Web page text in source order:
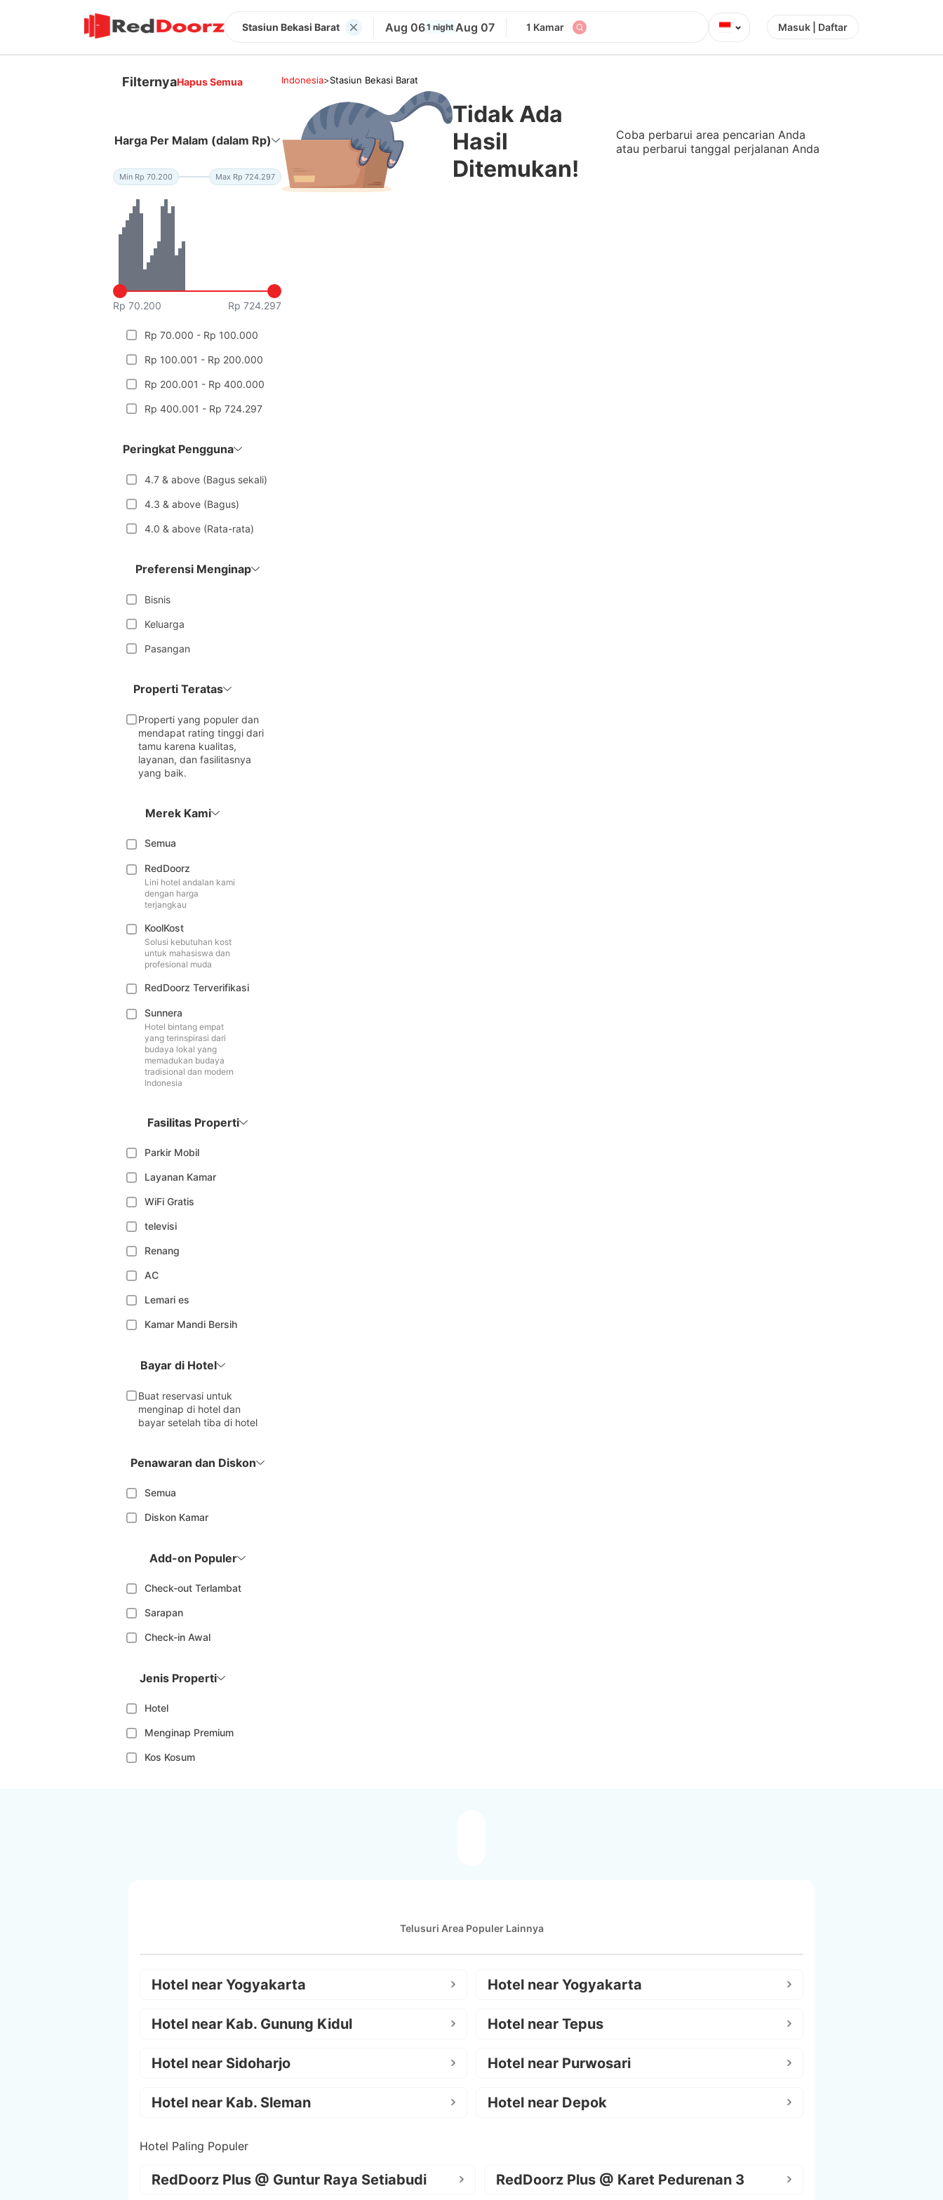
Stasiun Bekasi Barat Aug 061 night Aug 07 1 Kamar ⌄ Masuk | Daftar
FilternyaHapus Semua
Harga Per Malam (dalam Rp)
Min Rp 70.200 Max Rp 724.297
Rp 70.200 Rp 724.297
Rp 70.000 - Rp 100.000
Rp 100.001 - Rp 200.000
Rp 200.001 - Rp 400.000
Rp 400.001 - Rp 724.297
Peringkat Pengguna
4.7 & above (Bagus sekali)
4.3 & above (Bagus)
4.0 & above (Rata-rata)
Preferensi Menginap
Bisnis
Keluarga
Pasangan
Properti Teratas
Properti yang populer dan
mendapat rating tinggi dari
tamu karena kualitas,
layanan, dan fasilitasnya
yang baik.
Merek Kami
Semua
RedDoorz
Lini hotel andalan kami
dengan harga
terjangkau
KoolKost
Solusi kebutuhan kost
untuk mahasiswa dan
profesional muda
RedDoorz Terverifikasi
Sunnera
Hotel bintang empat
yang terinspirasi dari
budaya lokal yang
memadukan budaya
tradisional dan modern
Indonesia
Fasilitas Properti
Parkir Mobil
Layanan Kamar
WiFi Gratis
televisi
Renang
AC
Lemari es
Kamar Mandi Bersih
Bayar di Hotel
Buat reservasi untuk
menginap di hotel dan
bayar setelah tiba di hotel
Penawaran dan Diskon
Semua
Diskon Kamar
Add-on Populer
Check-out Terlambat
Sarapan
Check-in Awal
Jenis Properti
Hotel
Menginap Premium
Kos Kosum
Indonesia>Stasiun Bekasi Barat
Tidak Ada
Hasil
Ditemukan!
Coba perbarui area pencarian Anda
atau perbarui tanggal perjalanan Anda
Telusuri Area Populer Lainnya
Hotel near Yogyakarta Hotel near Yogyakarta
Hotel near Kab. Gunung Kidul Hotel near Tepus
Hotel near Sidoharjo Hotel near Purwosari
Hotel near Kab. Sleman Hotel near Depok
Hotel Paling Populer
RedDoorz Plus @ Guntur Raya Setiabudi RedDoorz Plus @ Karet Pedurenan 3